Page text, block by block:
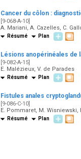
Cancer du côlon :
[9-068-A-10]
A. Mariani, A. Cazelles, C.
Résumé Plan
Lésions anopérinéales de
[9-082-A-15]
E. Malézieux, V. de Parades
Résumé Plan
Fistules anales
[9-086-C-10]
E. Pommaret, M. Wisniewski,
Résumé Plan